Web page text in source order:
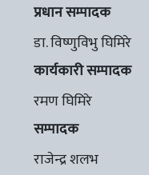
प्रधान सम्पादक
डा. विष्णुविभु घिमिरे
कार्यकारी सम्पादक
रमण घिमिरे
सम्पादक
राजेन्द्र शलभ